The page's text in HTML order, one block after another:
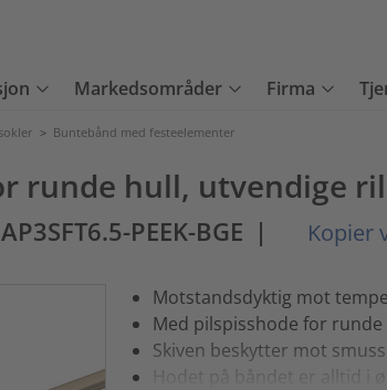
Markedsområder Firma
> Buntebånd med festeelementer
runde hull, utvendige
PEEK-BGE | Kopier
Motstandsdyktig mot
Med pilspisshode for runde
Skiven beskytter mot
Hodet på båndet er alltid i